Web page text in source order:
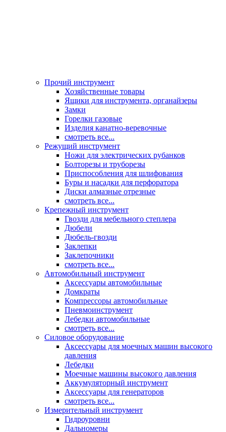
Прочий инструмент
Хозяйственные товары
Ящики для инструмента, органайзеры
Замки
Горелки газовые
Изделия канатно-веревочные
смотреть все...
Режущий инструмент
Ножи для электрических рубанков
Болторезы и труборезы
Приспособления для шлифования
Буры и насадки для перфоратора
Диски алмазные отрезные
смотреть все...
Крепежный инструмент
Гвозди для мебельного степлера
Дюбели
Дюбель-гвозди
Заклепки
Заклепочники
смотреть все...
Автомобильный инструмент
Аксессуары автомобильные
Домкраты
Компрессоры автомобильные
Пневмоинструмент
Лебедки автомобильные
смотреть все...
Силовое оборудование
Аксессуары для моечных машин высокого
давления
Лебедки
Моечные машины высокого давления
Аккумуляторный инструмент
Аксессуары для генераторов
смотреть все...
Измерительный инструмент
Гидроуровни
Дальномеры